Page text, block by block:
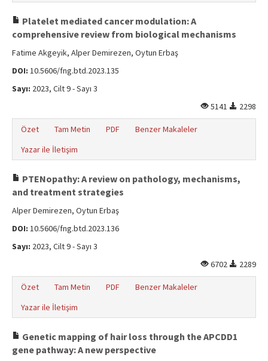
Platelet mediated cancer modulation: A
comprehensive review from biological mechanisms
Fatime Akgeyik, Alper Demirezen, Oytun Erbaş
DOI: 10.5606/fng.btd.2023.135
Sayı: 2023, Cilt 9 - Sayı 3
5141
2298
Özet Tam Metin PDF
Benzer Makaleler
Yazar ile İletişim
PTENopathy: A review on pathology, mechanisms,
and treatment strategies
Alper Demirezen, Oytun Erbaş
DOI: 10.5606/fng.btd.2023.136
Sayı: 2023, Cilt 9 - Sayı 3
6702
2289
Özet Tam Metin PDF
Benzer Makaleler
Yazar ile İletişim
Genetic mapping of hair loss through the APCDD1
gene pathway: A new perspective